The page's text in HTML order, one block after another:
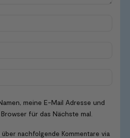
meine E-Mail Adresse und
für das Nächste mal.
nachfolgende Kommentare via